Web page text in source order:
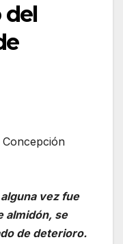
del
vez fue
almidón, se
de deterioro.